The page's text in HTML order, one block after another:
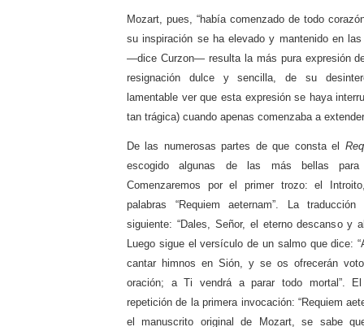
Mozart, pues, “había comenzado de todo
su inspiración se ha elevado y mantenido en
—dice Curzon— resulta la más pura expresión
resignación dulce y sencilla, de su
lamentable ver que esta expresión se haya
tan trágica) cuando apenas comenzaba a
De las numerosas partes de que consta el
escogido algunas de las más bellas para
Comenzaremos por el primer trozo: el
palabras “Requiem aeternam”. La
siguiente: “Dales, Señor, el eterno descanso y
Luego sigue el versículo de un salmo que dice:
cantar himnos en Sión, y se os ofrecerán
oración; a Ti vendrá a parar todo mortal”.
repetición de la primera invocación: “Requiem
el manuscrito original de Mozart, se sabe